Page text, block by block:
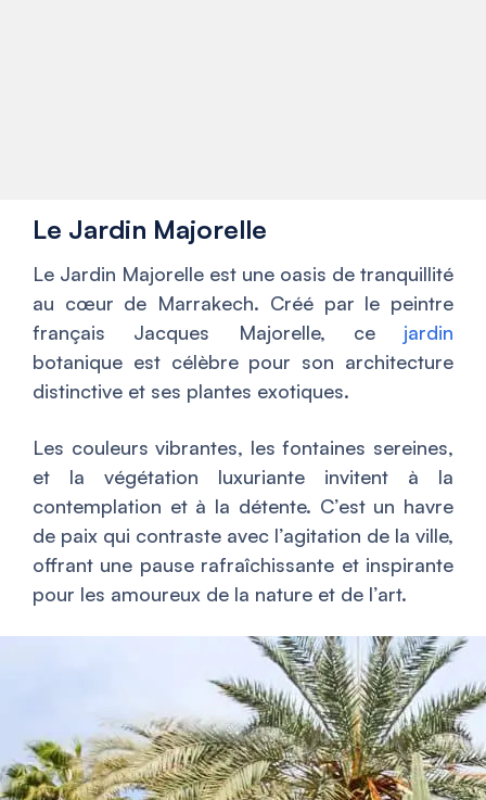
Le Jardin Majorelle
Le Jardin Majorelle est une oasis de tranquillité
au cœur de Marrakech. Créé par le peintre
français Jacques Majorelle, ce jardin
botanique est célèbre pour son architecture
distinctive et ses plantes exotiques.
Les couleurs vibrantes, les fontaines sereines,
et la végétation luxuriante invitent à la
contemplation et à la détente. C’est un havre
de paix qui contraste avec l’agitation de la ville,
offrant une pause rafraîchissante et inspirante
pour les amoureux de la nature et de l’art.